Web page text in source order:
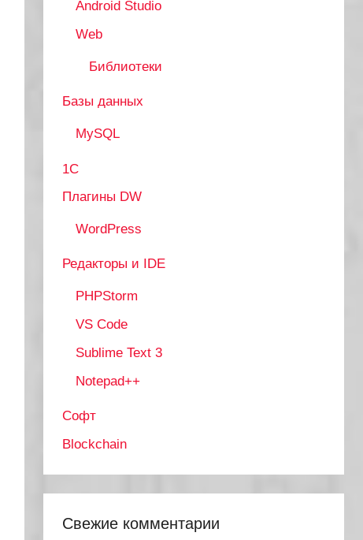
Android Studio
Web
Библиотеки
Базы данных
MySQL
1С
Плагины DW
WordPress
Редакторы и IDE
PHPStorm
VS Code
Sublime Text 3
Notepad++
Софт
Blockchain
Свежие комментарии